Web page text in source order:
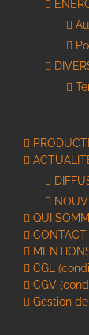
QUI
CONTACT
CGL
CGV
Gestion